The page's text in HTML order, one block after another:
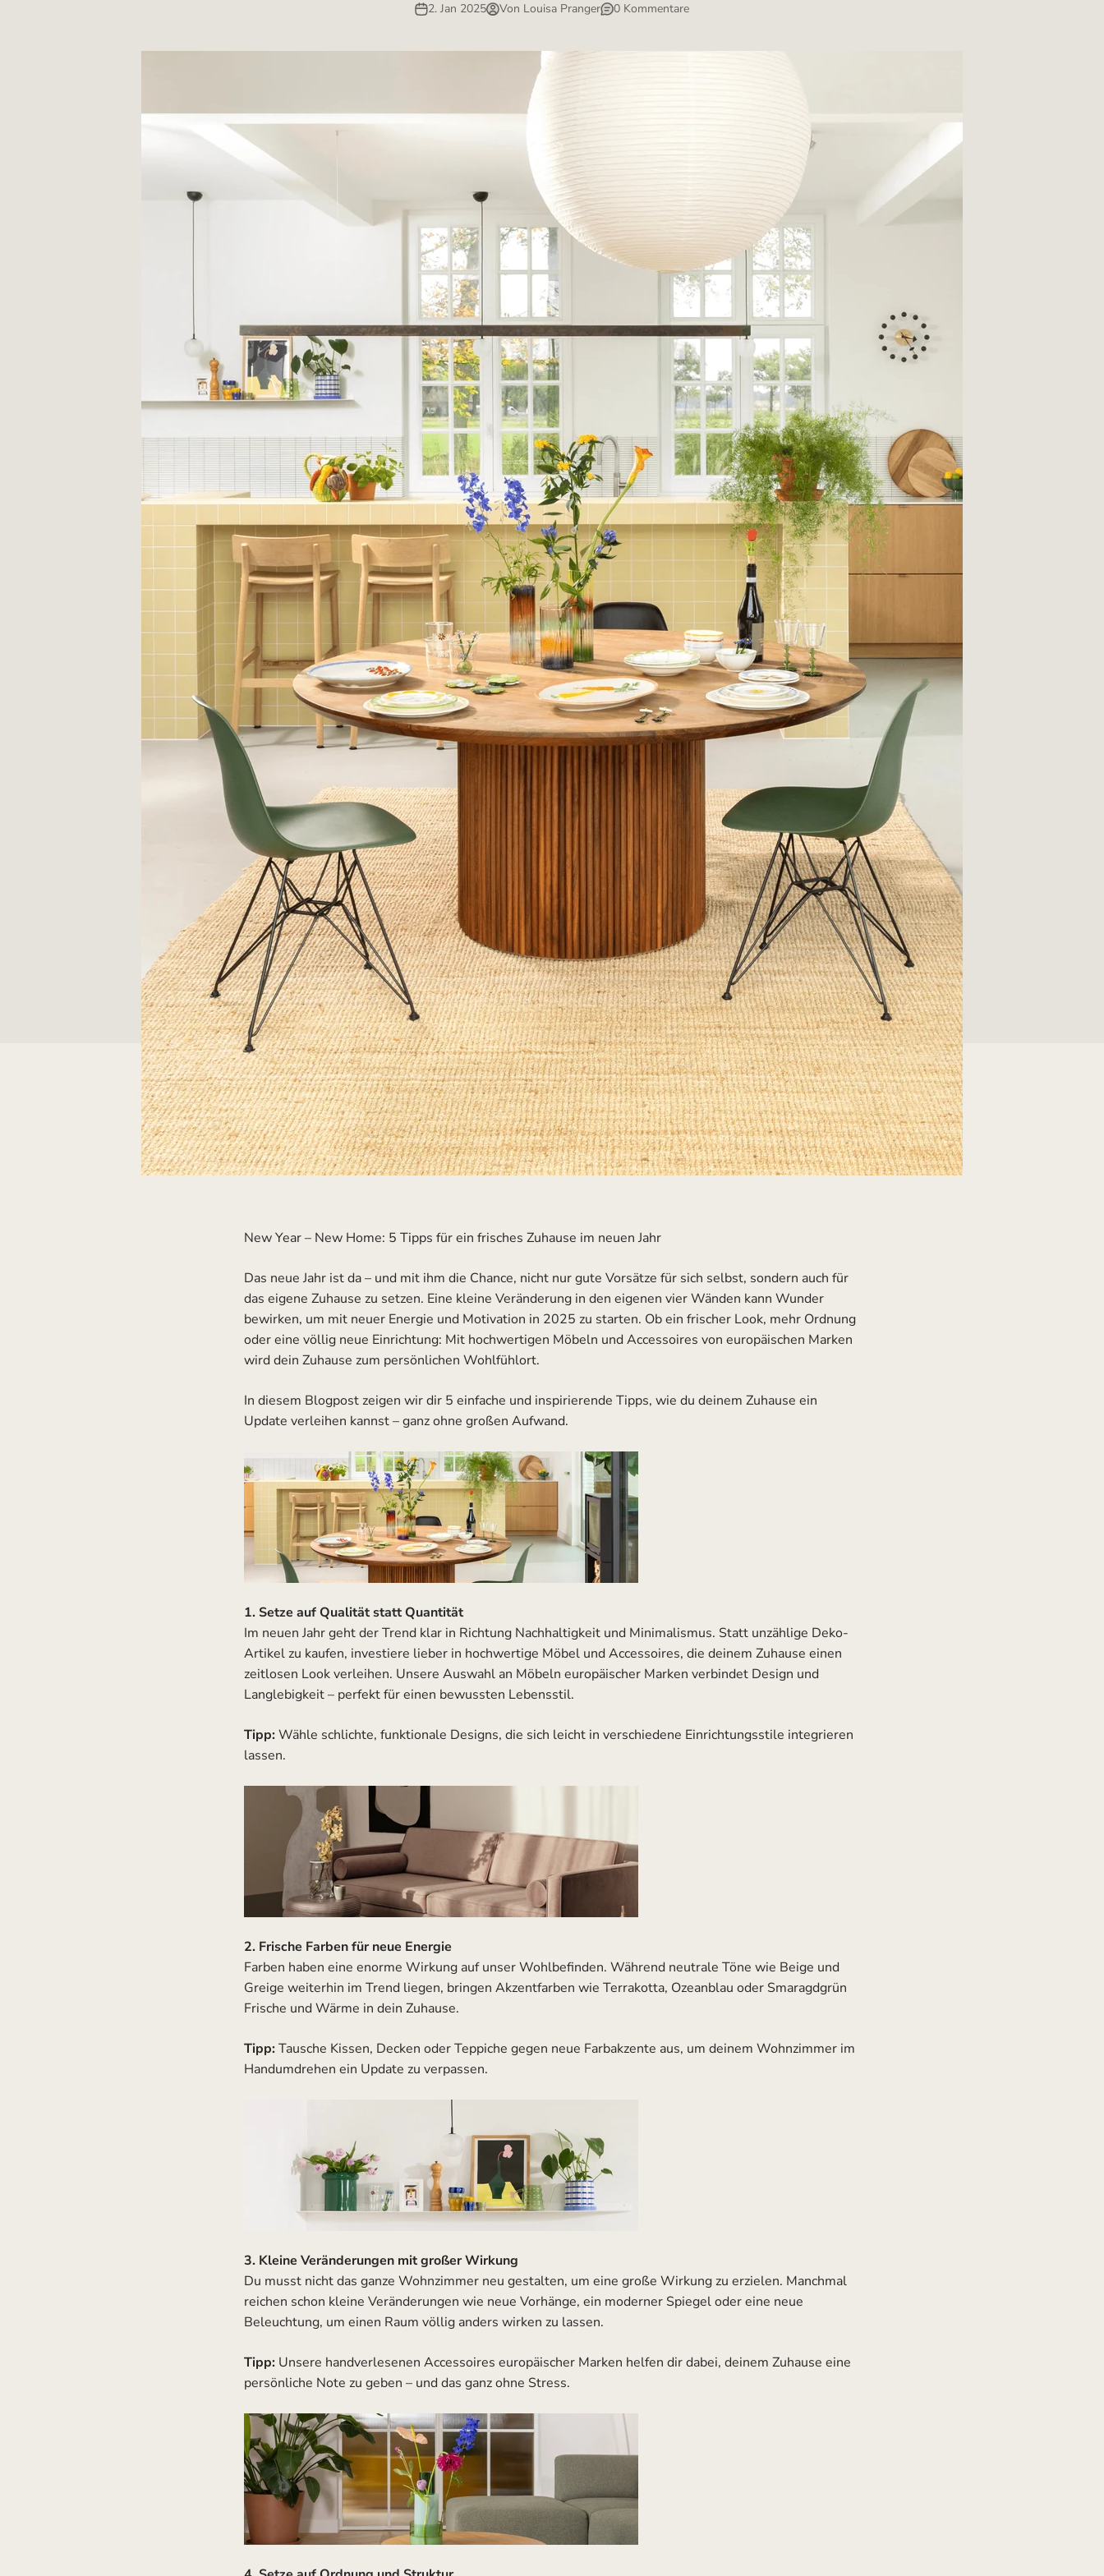
2. Jan 2025 Von Louisa Pranger 0 Kommentare
New Year – New Home: 5 Tipps für ein frisches Zuhause im neuen Jahr
Das neue Jahr ist da – und mit ihm die Chance, nicht nur gute Vorsätze für sich selbst, sondern auch für
das eigene Zuhause zu setzen. Eine kleine Veränderung in den eigenen vier Wänden kann Wunder
bewirken, um mit neuer Energie und Motivation in 2025 zu starten. Ob ein frischer Look, mehr Ordnung
oder eine völlig neue Einrichtung: Mit hochwertigen Möbeln und Accessoires von europäischen Marken
wird dein Zuhause zum persönlichen Wohlfühlort.
In diesem Blogpost zeigen wir dir 5 einfache und inspirierende Tipps, wie du deinem Zuhause ein
Update verleihen kannst – ganz ohne großen Aufwand.
1. Setze auf Qualität statt Quantität
Im neuen Jahr geht der Trend klar in Richtung Nachhaltigkeit und Minimalismus. Statt unzählige Deko-
Artikel zu kaufen, investiere lieber in hochwertige Möbel und Accessoires, die deinem Zuhause einen
zeitlosen Look verleihen. Unsere Auswahl an Möbeln europäischer Marken verbindet Design und
Langlebigkeit – perfekt für einen bewussten Lebensstil.
Tipp: Wähle schlichte, funktionale Designs, die sich leicht in verschiedene Einrichtungsstile integrieren
lassen.
2. Frische Farben für neue Energie
Farben haben eine enorme Wirkung auf unser Wohlbefinden. Während neutrale Töne wie Beige und
Greige weiterhin im Trend liegen, bringen Akzentfarben wie Terrakotta, Ozeanblau oder Smaragdgrün
Frische und Wärme in dein Zuhause.
Tipp: Tausche Kissen, Decken oder Teppiche gegen neue Farbakzente aus, um deinem Wohnzimmer im
Handumdrehen ein Update zu verpassen.
3. Kleine Veränderungen mit großer Wirkung
Du musst nicht das ganze Wohnzimmer neu gestalten, um eine große Wirkung zu erzielen. Manchmal
reichen schon kleine Veränderungen wie neue Vorhänge, ein moderner Spiegel oder eine neue
Beleuchtung, um einen Raum völlig anders wirken zu lassen.
Tipp: Unsere handverlesenen Accessoires europäischer Marken helfen dir dabei, deinem Zuhause eine
persönliche Note zu geben – und das ganz ohne Stress.